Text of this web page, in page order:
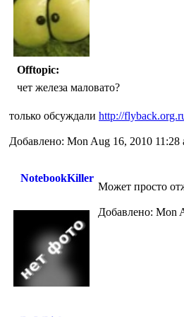
Offtopic:
чет железа маловато?
только обсуждали http://
Добавлено: Mon Aug 16, 2010 11:28
NotebookKiller
Может просто
Добавлено: Mon